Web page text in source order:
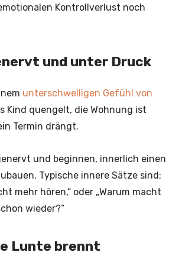
Kontrollverlust noch
und unter Druck
unterschwelligen Gefühl von
Kind quengelt, die Wohnung ist
Termin drängt.
und beginnen, innerlich einen
Typische innere Sätze sind:
mehr hören,“ oder „Warum macht
wieder?“
Lunte brennt